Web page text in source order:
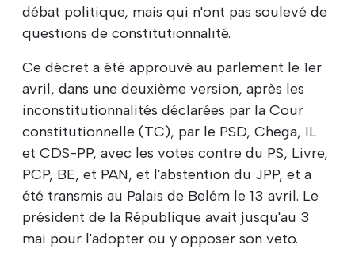
débat politique, mais qui n'ont pas soulevé de
questions de constitutionnalité.
Ce décret a été approuvé au parlement le 1er
avril, dans une deuxième version, après les
inconstitutionnalités déclarées par la Cour
constitutionnelle (TC), par le PSD, Chega, IL
et CDS-PP, avec les votes contre du PS, Livre,
PCP, BE, et PAN, et l'abstention du JPP, et a
été transmis au Palais de Belém le 13 avril. Le
président de la République avait jusqu'au 3
mai pour l'adopter ou y opposer son veto.